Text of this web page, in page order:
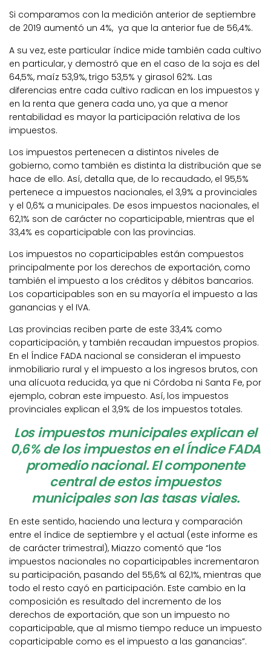
Si comparamos con la medición anterior de septiembre
de 2019 aumentó un 4%, ya que la anterior fue de 56,4%.
A su vez, este particular índice mide también cada cultivo
en particular, y demostró que en el caso de la soja es del
64,5%, maíz 53,9%, trigo 53,5% y girasol 62%. Las
diferencias entre cada cultivo radican en los impuestos y
en la renta que genera cada uno, ya que a menor
rentabilidad es mayor la participación relativa de los
impuestos.
Los impuestos pertenecen a distintos niveles de
gobierno, como también es distinta la distribución que se
hace de ello. Así, detalla que, de lo recaudado, el 95,5%
pertenece a impuestos nacionales, el 3,9% a provinciales
y el 0,6% a municipales. De esos impuestos nacionales, el
62,1% son de carácter no coparticipable, mientras que el
33,4% es coparticipable con las provincias.
Los impuestos no coparticipables están compuestos
principalmente por los derechos de exportación, como
también el impuesto a los créditos y débitos bancarios.
Los coparticipables son en su mayoría el impuesto a las
ganancias y el IVA.
Las provincias reciben parte de este 33,4% como
coparticipación, y también recaudan impuestos propios.
En el Índice FADA nacional se consideran el impuesto
inmobiliario rural y el impuesto a los ingresos brutos, con
una alícuota reducida, ya que ni Córdoba ni Santa Fe, por
ejemplo, cobran este impuesto. Así, los impuestos
provinciales explican el 3,9% de los impuestos totales.
Los impuestos municipales explican el
0,6% de los impuestos en el Índice FADA
promedio nacional. El componente
central de estos impuestos
municipales son las tasas viales.
En este sentido, haciendo una lectura y comparación
entre el índice de septiembre y el actual (este informe es
de carácter trimestral), Miazzo comentó que “los
impuestos nacionales no coparticipables incrementaron
su participación, pasando del 55,6% al 62,1%, mientras que
todo el resto cayó en participación. Este cambio en la
composición es resultado del incremento de los
derechos de exportación, que son un impuesto no
coparticipable, que al mismo tiempo reduce un impuesto
coparticipable como es el impuesto a las ganancias”.